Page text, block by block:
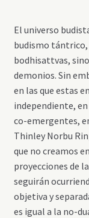
El universo
budismo tántrico,
bodhisattvas,
demonios. Sin
en las que estas
independiente,
co-emergentes,
Thinley Norbu
que no creamos
proyecciones de
seguirán
objetiva y
es igual a la no-